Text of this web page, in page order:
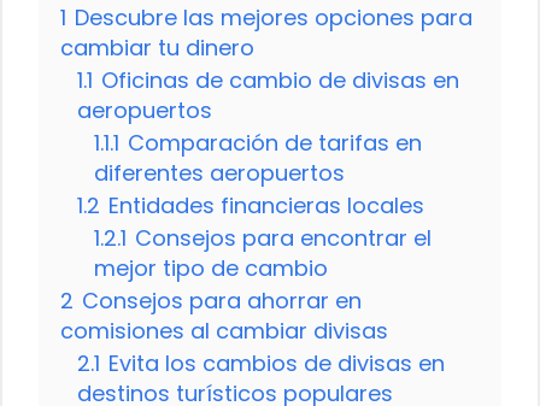
1 Descubre las mejores opciones para
cambiar tu dinero
1.1 Oficinas de cambio de divisas en
aeropuertos
1.1.1 Comparación de tarifas en
diferentes aeropuertos
1.2 Entidades financieras locales
1.2.1 Consejos para encontrar el
mejor tipo de cambio
2 Consejos para ahorrar en
comisiones al cambiar divisas
2.1 Evita los cambios de divisas en
destinos turísticos populares